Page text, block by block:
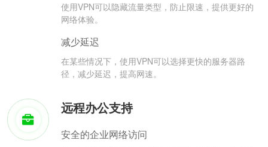
使用VPN可以隐藏流量类型，防止限速，提供更好的
网络体验。
减少延迟
在某些情况下，使用VPN可以选择更快的服务器路
径，减少延迟，提高网速。
远程办公支持
安全的企业网络访问